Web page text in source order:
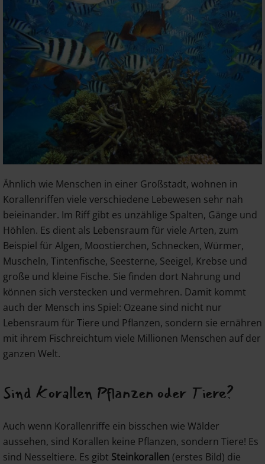
Ähnlich wie Menschen in einer Großstadt, wohnen in
Korallenriffen viele verschiedene Lebewesen sehr nah
beieinander. Im Riff gibt es unzählige Spalten, Gänge und
Höhlen. Es dient als Lebensraum für viele Arten, zum
Beispiel für Algen, Moostierchen, Schnecken, Würmer,
Muscheln, Tintenfische, Seesterne, Seeigel, Krebse und
große und kleine Fische. Sie finden dort Nahrung und
können sich verstecken und vermehren. Damit kommt
auch der Mensch ins Spiel: Ozeane sind nicht nur
Lebensraum für Tiere und Pflanzen, sondern sie ernähren
mit ihrem Fischreichtum viele Millionen Menschen auf der
ganzen Welt.
Sind Korallen Pflanzen oder Tiere?
Auch wenn Korallenriffe ein bisschen wie Wälder
aussehen, sind Korallen keine Pflanzen, sondern Tiere! Es
sind Nesseltiere. Es gibt Steinkorallen (erstes Bild) die